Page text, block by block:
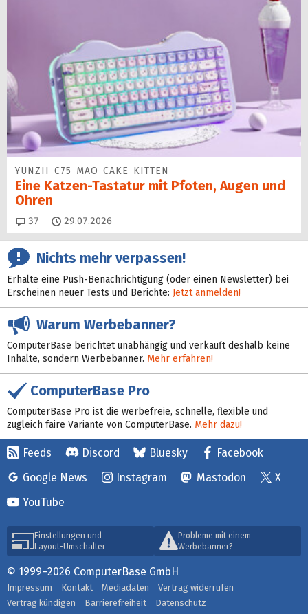
YUNZII C75 MAO CAKE KITTEN
Eine Katzen-Tastatur mit Pfoten, Augen und
Ohren
37 Kommentare
29.07.2026
Nichts mehr verpassen!
Erhalte eine Push-Benachrichtigung (oder einen Newsletter) bei
Erscheinen neuer Tests und Berichte: Jetzt anmelden!
Warum Werbebanner?
ComputerBase berichtet unabhängig und verkauft deshalb keine
Inhalte, sondern Werbebanner. Mehr erfahren!
ComputerBase Pro
ComputerBase Pro ist die werbefreie, schnelle, flexible und
zugleich faire Variante von ComputerBase. Mehr dazu!
Feeds Discord Bluesky
Facebook
Google News
Instagram Mastodon
X
YouTube
Einstellungen und
Layout-Umschalter
Probleme mit einem
Werbebanner?
© 1999–2026 ComputerBase GmbH
Impressum Kontakt Mediadaten
Vertrag widerrufen
Vertrag kündigen
Barrierefreiheit Datenschutz